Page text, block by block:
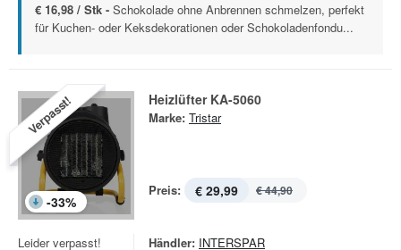
€ 16,98 / Stk - Schokolade ohne Anbrennen schmelzen, perfekt
für Kuchen- oder Keksdekorationen oder Schokoladenfondu...
Verpasst!
-33%
Heizlüfter KA-5060
Marke: Tristar
Preis: € 29,99 € 44,90
Leider verpasst!
Händler: INTERSPAR